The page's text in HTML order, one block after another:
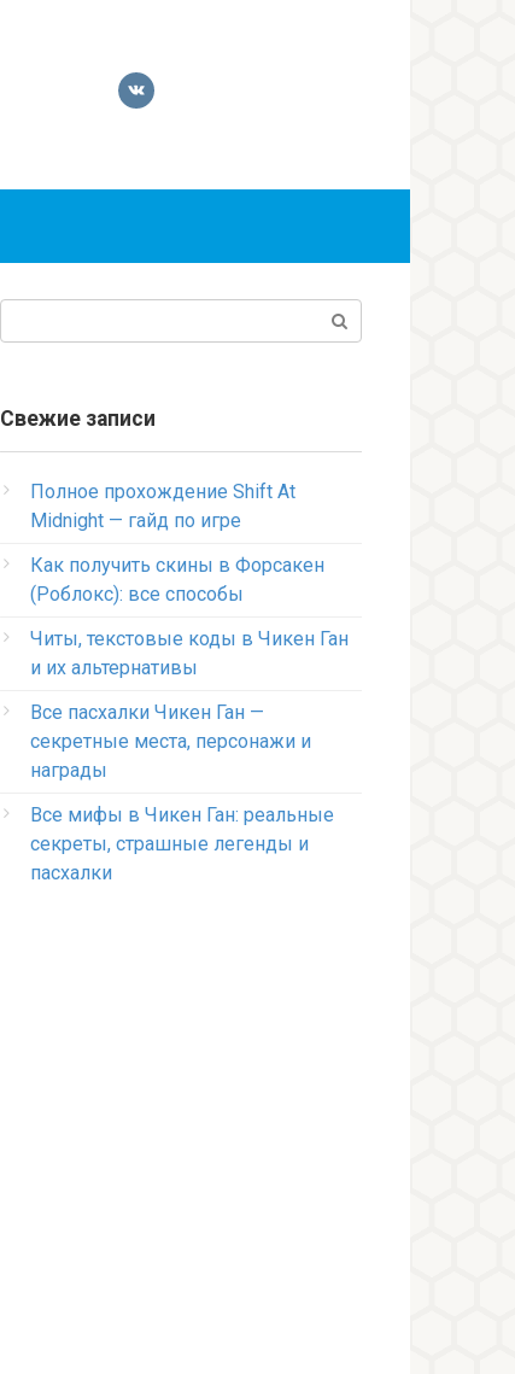
Свежие записи
Полное прохождение Shift At
Midnight — гайд по игре
Как получить скины в Форсакен
(Роблокс): все способы
Читы, текстовые коды в Чикен Ган
и их альтернативы
Все пасхалки Чикен Ган —
секретные места, персонажи и
награды
Все мифы в Чикен Ган: реальные
секреты, страшные легенды и
пасхалки